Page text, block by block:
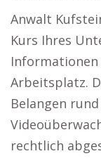
Anwalt
Kurs Ihres
Informationen
Arbeitsplatz.
Belangen
rechtlich